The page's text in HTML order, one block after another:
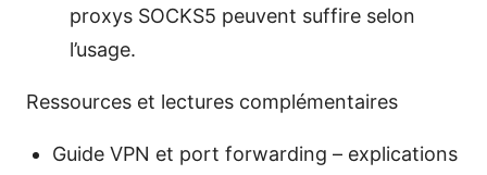
proxys SOCKS5 peuvent suffire selon
l’usage.
Ressources et lectures complémentaires
Guide VPN et port forwarding – explications